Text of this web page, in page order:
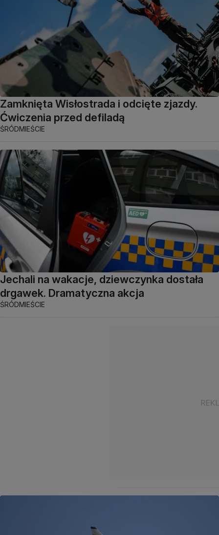
Zamknięta Wisłostrada i odcięte zjazdy.
Ćwiczenia przed defiladą
ŚRÓDMIEŚCIE
Jechali na wakacje, dziewczynka dostała
drgawek. Dramatyczna akcja
ŚRÓDMIEŚCIE